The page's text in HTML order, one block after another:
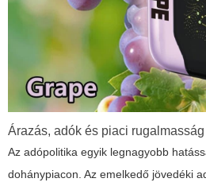
Árazás, adók és piaci rugalmasság
Az adópolitika egyik legnagyobb
dohánypiacon. Az emelkedő jövedéki